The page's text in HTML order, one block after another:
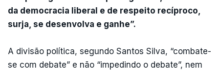
da democracia liberal e de respeito recíproco,
surja, se desenvolva e ganhe”.
A divisão política, segundo Santos Silva, “combate-
se com debate” e não “impedindo o debate”, nem